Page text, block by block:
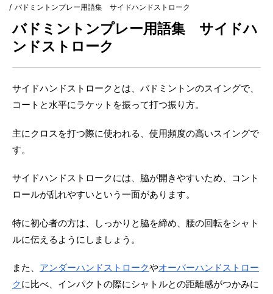
バドミントンプレー用語集 サイドハンドストローク
バドミントンプレー用語集 サイドハ
ンドストローク
サイドハンドストロークとは、バドミントンのスイングで、
コートと水平にラケットを振って打つ振り方。
主にクロスを打つ際に使われる、使用頻度の高いスイングで
す。
サイドハンドストロークには、脇が開きやすいため、コント
ロールが乱れやすいという一面があります。
特に初心者の方は、しっかりと脇を締め、腰の回転をシャト
ルに伝えるようにしましょう。
また、 アンダーハンドストロークやオーバーハンドストロー
クに比べ、インパクトの際にシャトルとの距離感がつかみに